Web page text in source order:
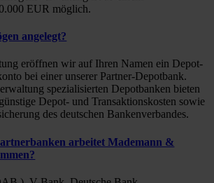
EUR möglich.
angelegt?
eröffnen wir auf Ihren Namen ein Depot-
bei einer unserer Partner-Depotbank.
spezialisierten Depotbanken bieten
Depot- und Transaktionskosten sowie
des deutschen Bankenverbandes.
arbeitet Mademann &